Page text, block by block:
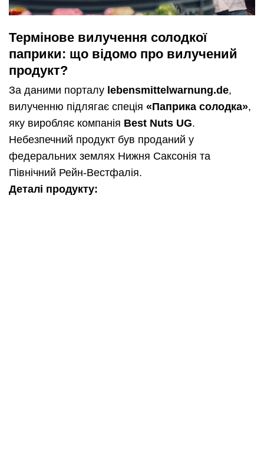
Термінове вилучення солодкої
паприки: що відомо про вилучений
продукт?
За даними порталу lebensmittelwarnung.de,
вилученню підлягає спеція «Паприка солодка»,
яку виробляє компанія Best Nuts UG.
Небезпечний продукт був проданий у
федеральних землях Нижня Саксонія та
Північний Рейн-Вестфалія.
Деталі продукту: